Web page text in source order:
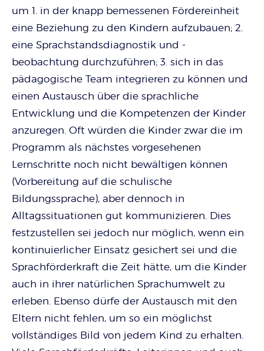
um 1. in der knapp bemessenen Fördereinheit
eine Beziehung zu den Kindern aufzubauen; 2.
eine Sprachstandsdiagnostik und -
beobachtung durchzuführen; 3. sich in das
pädagogische Team integrieren zu können und
einen Austausch über die sprachliche
Entwicklung und die Kompetenzen der Kinder
anzuregen. Oft würden die Kinder zwar die im
Programm als nächstes vorgesehenen
Lernschritte noch nicht bewältigen können
(Vorbereitung auf die schulische
Bildungssprache), aber dennoch in
Alltagssituationen gut kommunizieren. Dies
festzustellen sei jedoch nur möglich, wenn ein
kontinuierlicher Einsatz gesichert sei und die
Sprachförderkraft die Zeit hätte, um die Kinder
auch in ihrer natürlichen Sprachumwelt zu
erleben. Ebenso dürfe der Austausch mit den
Eltern nicht fehlen, um so ein möglichst
vollständiges Bild von jedem Kind zu erhalten.